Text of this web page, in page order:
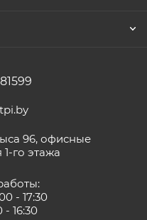
96, офисные
го этажа
- 17:30
- 16:30